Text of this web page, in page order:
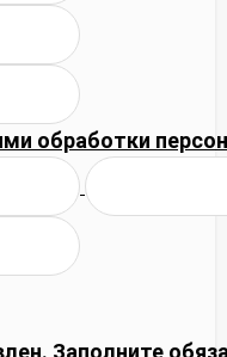
обработки
Заполните